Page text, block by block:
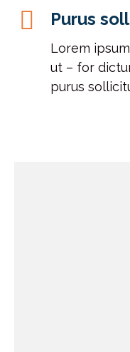
Purus
Lorem
ut – for
purus